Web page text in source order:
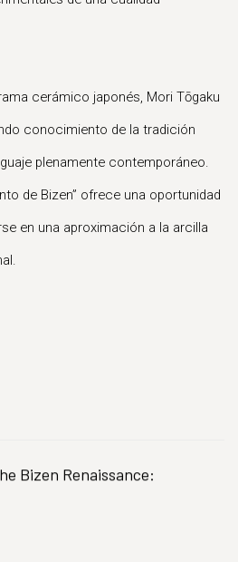
cerámico japonés, Mori Tōgaku
conocimiento de la tradición
plenamente contemporáneo.
de Bizen” ofrece una oportunidad
en una aproximación a la arcilla
Bizen Renaissance: